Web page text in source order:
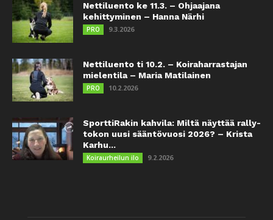
Nettiluento ke 11.3. – Ohjaajana
kehittyminen – Hanna Närhi
PRO 9.3.2026
Nettiluento ti 10.2. – Koiraharrastajan
mielentila – Maria Matilainen
PRO 10.2.2026
SporttiRakin kahvila: Miltä näyttää rally-
tokon uusi sääntövuosi 2026? – Krista
Karhu...
Koiraurheilun ilo 9.2.2026